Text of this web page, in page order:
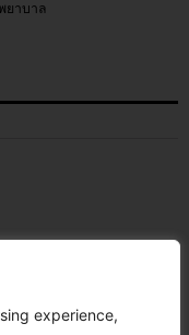
experience,
ยาบาล